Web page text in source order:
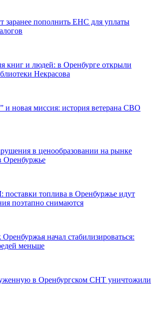
заранее пополнить ЕНС для уплаты
книг и людей: в Оренбурге открыли
Некрасова
и новая миссия: история ветерана СВО
в ценообразовании на рынке
Оренбуржье
топлива в Оренбуржье идут
поэтапно снимаются
начал стабилизироваться:
меньше
в Оренбургском СНТ уничтожили